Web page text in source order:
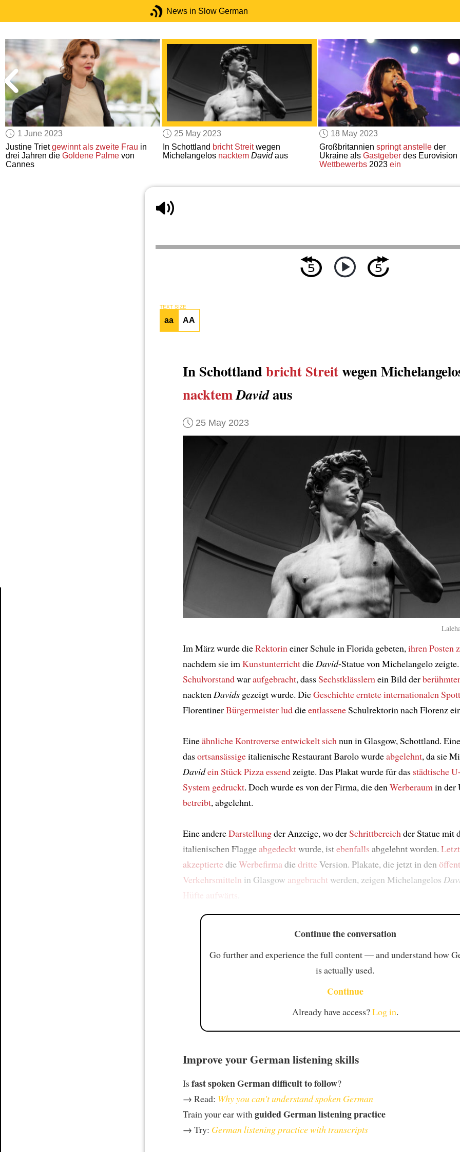
News in Slow German
1 June 2023
Justine Trietgewinnt als zweite Frau in
drei Jahren dieGoldene Palme von
Cannes
25 May 2023
In Schottland bricht Streitwegen
Michelangelos nacktem Davidaus
18 May 2023
Großbritannien springt anstelleder
Ukraine als Gastgeberdes Eurovision
Wettbewerbs2023 ein
TEXT SIZE
aa AA
In Schottlandbricht Streitwegen
nacktemDavidaus
25 May 2023
Im März wurde dieRektorineiner Schule in Florida gebeten,ihren Posten
nachdem sie imKunstunterrichtdieDavid-Statue von Michelangelo
Schulvorstandwaraufgebracht, dassSechstklässlernein Bild der
nacktenDavids gezeigt wurde. DieGeschichteerntete internationalen Spott
FlorentinerBürgermeisterluddieentlasseneSchulrektorin nach Florenz
EineähnlicheKontroverseentwickelt sichnun in Glasgow, Schottland.
dasortsansässigeitalienische Restaurant Barolo wurdeabgelehnt, da sie
Davidein Stück Pizza essendzeigte. Das Plakat wurde für das städtische
System gedruckt. Doch wurde es von der Firma, die denWerberaumin der
betreibt, abgelehnt.
Eine andereDarstellungder Anzeige, wo derSchrittbereichder Statue mit
italienischen Flaggeabgedecktwurde, istebenfalls abgelehnt worden.
akzeptiertedieWerbefirmadiedritteVersion. Plakate, die jetzt in den
Verkehrsmitteln in Glasgow angebracht werden, zeigen Michelangelos
Hüfte aufwärts
Continue the conversation
Go further and experience the full content — and understand how
is actually used.
Continue
Already have access?Log in.
Improve your German listening skills
Isfast spoken German difficult to follow?
→ Read: Why you can't understand spoken German
Train your ear with guided German listening practice
→ Try: German listening practice with transcripts